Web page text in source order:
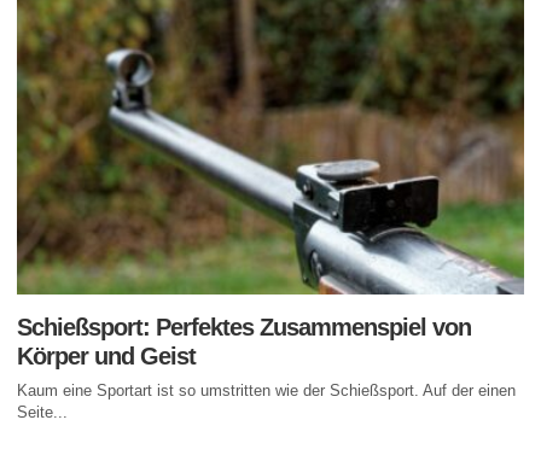
Schießsport: Perfektes Zusammenspiel von
Körper und Geist
Kaum eine Sportart ist so umstritten wie der Schießsport. Auf der einen
Seite...